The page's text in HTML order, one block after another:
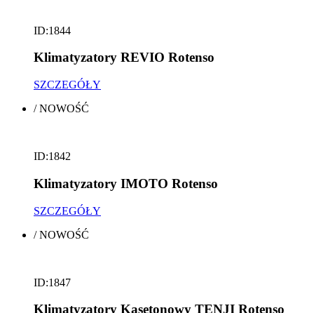
ID:1844
Klimatyzatory REVIO Rotenso
SZCZEGÓŁY
/NOWOŚĆ
ID:1842
Klimatyzatory IMOTO Rotenso
SZCZEGÓŁY
/NOWOŚĆ
ID:1847
Klimatyzatory Kasetonowy TENJI Rotenso